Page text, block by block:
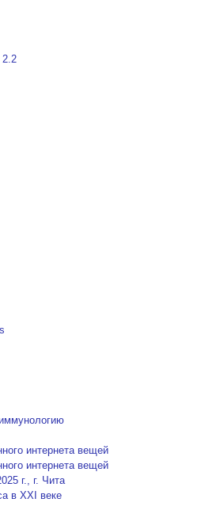
2.2
интернета вещей
интернета вещей
г., г. Чита
в XXI веке